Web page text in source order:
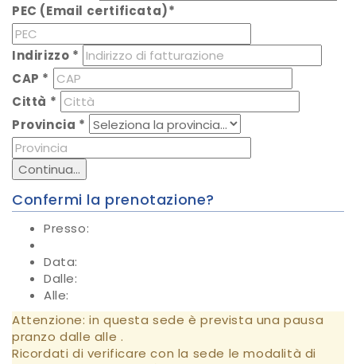
PEC (Email certificata)*
Indirizzo *
CAP *
Città *
Provincia *
Continua...
Confermi la prenotazione?
Presso:
Data:
Dalle:
Alle:
Attenzione: in questa sede è prevista una pausa
pranzo dalle alle .
Ricordati di verificare con la sede le modalità di